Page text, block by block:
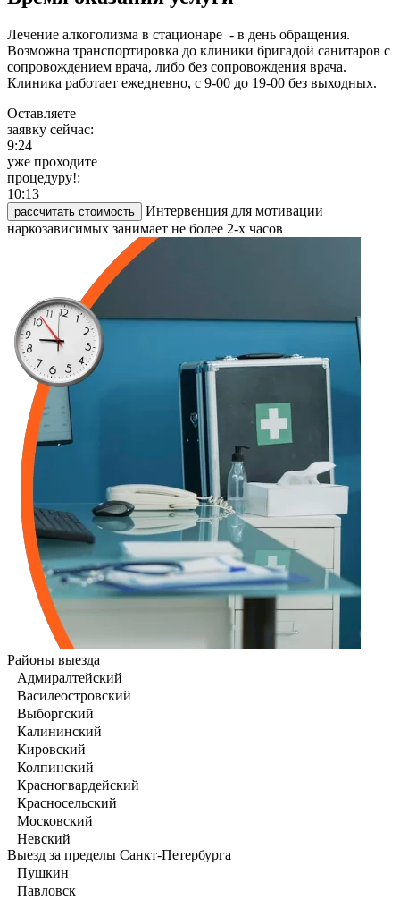
Лечение алкоголизма в стационаре - в день обращения.
Возможна транспортировка до клиники бригадой санитаров с
сопровождением врача, либо без сопровождения врача.
Клиника работает ежедневно, с 9-00 до 19-00 без выходных.
Оставляете
заявку сейчас:
9:24
уже проходите
процедуру!:
10:13
рассчитать стоимость
Интервенция для мотивации
наркозависимых занимает не более 2-х часов
Районы выезда
Адмиралтейский
Василеостровский
Выборгский
Калининский
Кировский
Колпинский
Красногвардейский
Красносельский
Московский
Невский
Выезд за пределы Санкт-Петербурга
Пушкин
Павловск